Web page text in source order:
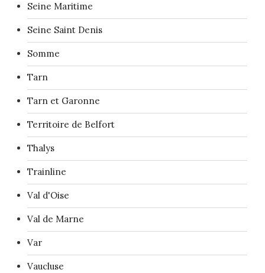
Seine Maritime
Seine Saint Denis
Somme
Tarn
Tarn et Garonne
Territoire de Belfort
Thalys
Trainline
Val d'Oise
Val de Marne
Var
Vaucluse